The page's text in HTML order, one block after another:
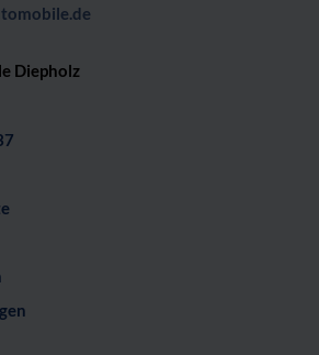
Diepholz